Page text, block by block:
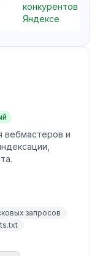
конкурентов в
Яндексе
вебмастеров и
запросов